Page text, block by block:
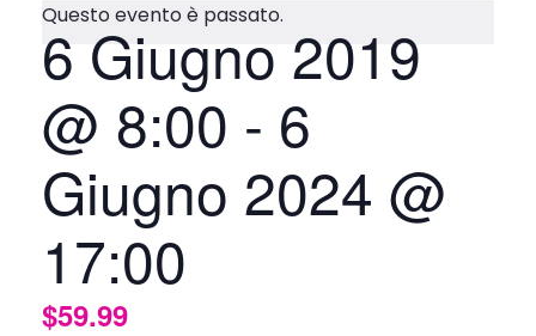
Questo evento è passato.
6 Giugno 2019
@ 8:00 - 6
Giugno 2024 @
17:00
$59.99